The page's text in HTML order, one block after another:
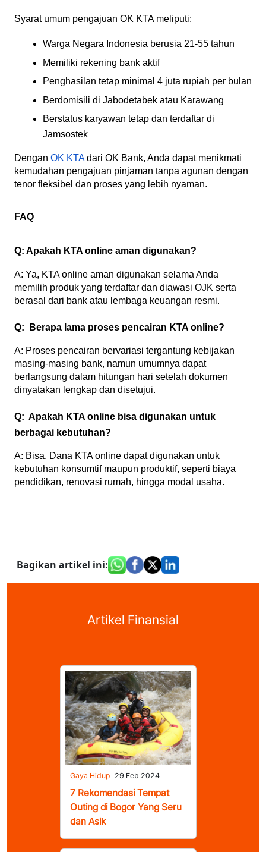
Syarat umum pengajuan OK KTA meliputi:
Warga Negara Indonesia berusia 21-55 tahun
Memiliki rekening bank aktif
Penghasilan tetap minimal 4 juta rupiah per bulan
Berdomisili di Jabodetabek atau Karawang
Berstatus karyawan tetap dan terdaftar di
Jamsostek
Dengan OK KTA dari OK Bank, Anda dapat menikmati
kemudahan pengajuan pinjaman tanpa agunan dengan
tenor fleksibel dan proses yang lebih nyaman.
FAQ
Q: Apakah KTA online aman digunakan?
A: Ya, KTA online aman digunakan selama Anda
memilih produk yang terdaftar dan diawasi OJK serta
berasal dari bank atau lembaga keuangan resmi.
Q:  Berapa lama proses pencairan KTA online?
A: Proses pencairan bervariasi tergantung kebijakan
masing-masing bank, namun umumnya dapat
berlangsung dalam hitungan hari setelah dokumen
dinyatakan lengkap dan disetujui.
Q:  Apakah KTA online bisa digunakan untuk
berbagai kebutuhan?
A: Bisa. Dana KTA online dapat digunakan untuk
kebutuhan konsumtif maupun produktif, seperti biaya
pendidikan, renovasi rumah, hingga modal usaha.
Bagikan artikel ini:
Artikel Finansial
Gaya Hidup 29 Feb 2024
7 Rekomendasi Tempat
Outing di Bogor Yang Seru
dan Asik